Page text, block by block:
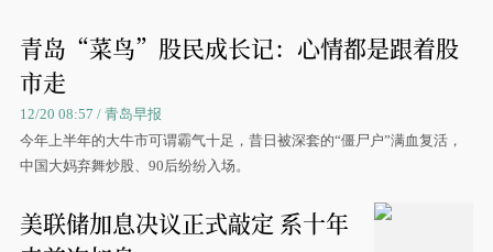
青岛“菜鸟”股民成长记：心情都是跟着股
市走
12/20 08:57 / 青岛早报
今年上半年的大牛市可谓霸气十足，昔日被深套的“僵尸户”满血复活，
中国大妈弃舞炒股、90后纷纷入场。
美联储加息决议正式敲定 系十年